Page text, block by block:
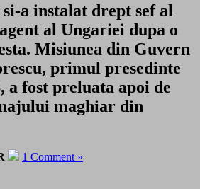
a instalat drept sef al
al Ungariei dupa o
Misiunea din Guvern
primul presedinte
a fost preluata apoi de
maghiar din
1 Comment »